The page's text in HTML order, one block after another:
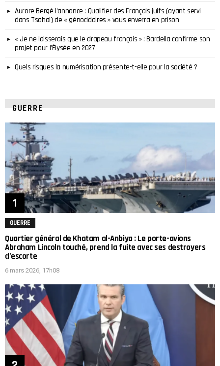
Aurore Bergé l’annonce : Qualifier des Français juifs (ayant servi
dans Tsahal) de « génocidaires » vous enverra en prison
« Je ne laisserais que le drapeau français » : Bardella confirme son
projet pour l’Élysée en 2027
Quels risques la numérisation présente-t-elle pour la société ?
GUERRE
GUERRE
Quartier général de Khatam al-Anbiya : Le porte-avions
Abraham Lincoln touché, prend la fuite avec ses destroyers
d’escorte
6 mars 2026, 17h08